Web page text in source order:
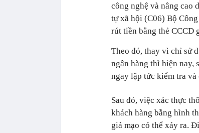
công nghệ và nâng cao
tự xã hội (C06) Bộ
rút tiền bằng thẻ CCCD
Theo đó, thay vì chỉ sử
ngân hàng thì hiện nay,
ngay lập tức kiểm tra
Sau đó, việc xác thực
khách hàng bằng hình
giả mạo có thể xảy ra.